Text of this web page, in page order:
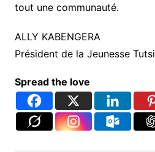
tout une communauté.
ALLY KABENGERA
Président de la Jeunesse Tutsi
Spread the love